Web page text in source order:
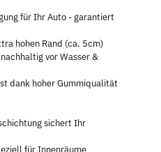
für Ihr Auto - garantiert
hohen Rand (ca. 5cm)
vor Wasser &
dank hoher Gummiqualität
sichert Ihr
für Innenräume